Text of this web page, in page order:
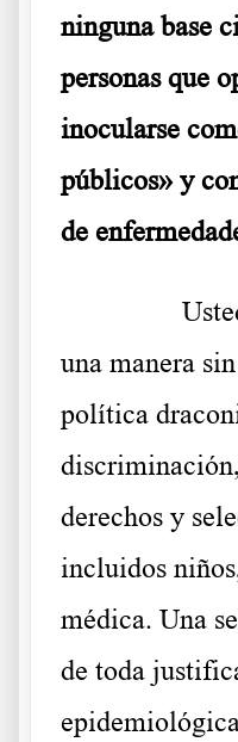
ninguna base
personas que
inocularse
públicos» y
de
una manera
política
derechos y
incluidos
médica. Una
de toda